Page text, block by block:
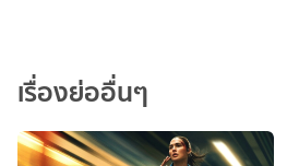
เรื่องย่ออื่นๆ